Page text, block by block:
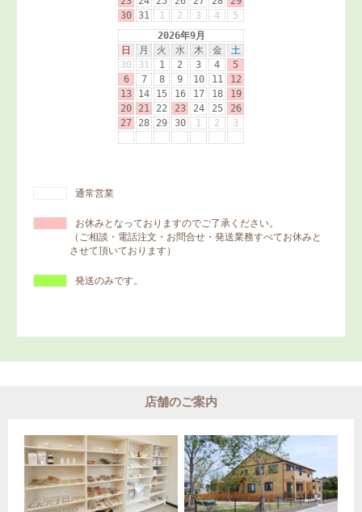
通常営業
お休みとなっておりますのでご了承ください。
（ご相談・電話注文・お問合せ・発送業務すべてお休みと
させて頂いております）
発送のみです。
店舗のご案内